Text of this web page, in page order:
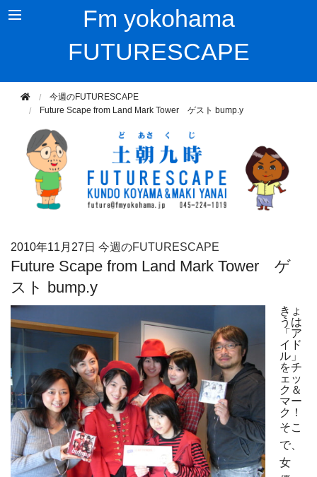
Fm yokohama
FUTURESCAPE
今週のFUTURESCAPE
Future Scape from Land Mark Tower ゲスト bump.y
2010年11月27日 今週のFUTURESCAPE
Future Scape from Land Mark Tower ゲ
スト bump.y
きょ
うは
「ア
イド
ル」
をチ
ェッ
ク＆
マー
ク！
そこ
で、
女